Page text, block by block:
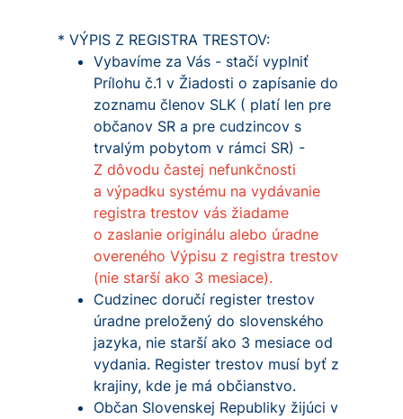
* VÝPIS Z REGISTRA TRESTOV:
Vybavíme za Vás - stačí vyplniť
Prílohu č.1 v Žiadosti o zapísanie do
zoznamu členov SLK ( platí len pre
občanov SR a pre cudzincov s
trvalým pobytom v rámci SR) -
Z dôvodu častej nefunkčnosti
a výpadku systému na vydávanie
registra trestov vás žiadame
o zaslanie originálu alebo úradne
overeného Výpisu z registra trestov
(nie starší ako 3 mesiace).
Cudzinec doručí register trestov
úradne preložený do slovenského
jazyka, nie starší ako 3 mesiace od
vydania. Register trestov musí byť z
krajiny, kde je má občianstvo.
Občan Slovenskej Republiky žijúci v